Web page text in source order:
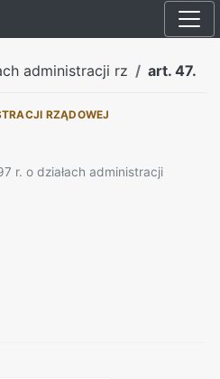
administracji rz art. 47.
RZĄDOWEJ
r. o działach administracji